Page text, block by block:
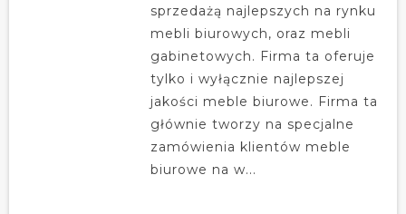
sprzedażą najlepszych na rynku
mebli biurowych, oraz mebli
gabinetowych. Firma ta oferuje
tylko i wyłącznie najlepszej
jakości meble biurowe. Firma ta
głównie tworzy na specjalne
zamówienia klientów meble
biurowe na w...